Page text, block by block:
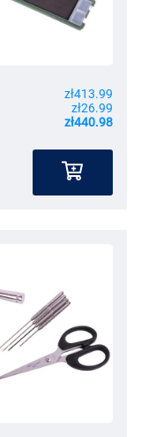
zł413.99
zł26.99
zł440.98